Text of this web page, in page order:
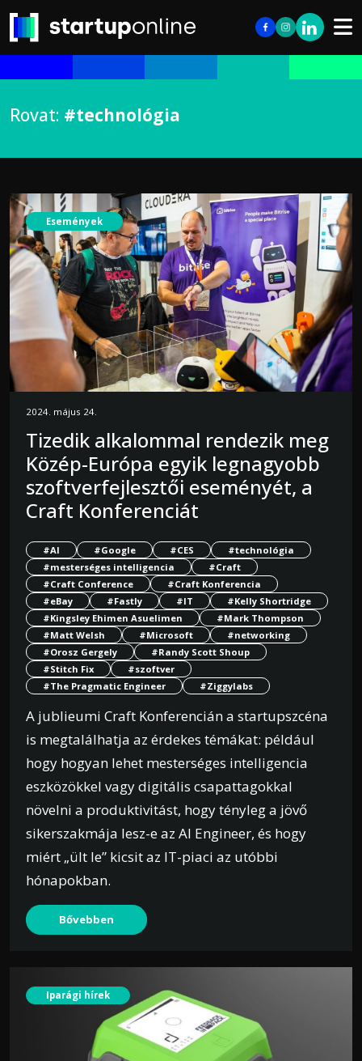
Rovat: #technológia
Események
2024. május 24.
Tizedik alkalommal rendezik meg
Közép-Európa egyik legnagyobb
szoftverfejlesztői eseményét, a
Craft Konferenciát
#AI #Google #CES
#technológia
#mesterséges intelligencia
#Craft
#Craft Conference
#Craft Konferencia
#eBay
#Fastly #IT
#Kelly Shortridge
#Kingsley Ehimen Asuelimen
#Mark Thompson
#Matt Welsh
#Microsoft
#networking
#Orosz Gergely
#Randy Scott Shoup
#Stitch Fix
#szoftver
#The Pragmatic Engineer
#Ziggylabs
A jublieumi Craft Konferencián a startupszcéna
is megtalálhatja az érdekes témákat: például
hogy hogyan lehet mesterséges intelligencia
eszközökkel vagy digitális csapattagokkal
növelni a produktivitást, hogy tényleg a jövő
sikerszakmája lesz-e az AI Engineer, és hogy
miért „ült le” kicsit az IT-piaci az utóbbi
hónapokban.
Bővebben
Iparági hírek